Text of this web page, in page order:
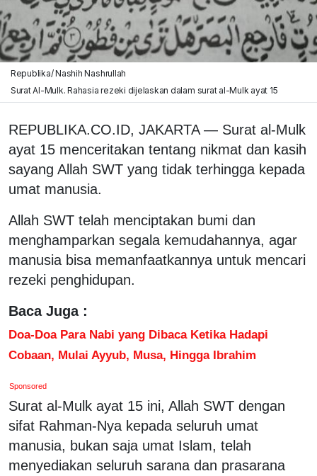
Republika/ Nashih Nashrullah
Surat Al-Mulk. Rahasia rezeki dijelaskan dalam surat al-Mulk ayat 15
REPUBLIKA.CO.ID, JAKARTA — Surat al-Mulk
ayat 15 menceritakan tentang nikmat dan kasih
sayang Allah SWT yang tidak terhingga kepada
umat manusia.
Allah SWT telah menciptakan bumi dan
menghamparkan segala kemudahannya, agar
manusia bisa memanfaatkannya untuk mencari
rezeki penghidupan.
Baca Juga :
Doa-Doa Para Nabi yang Dibaca Ketika Hadapi
Cobaan, Mulai Ayyub, Musa, Hingga Ibrahim
Sponsored
Surat al-Mulk ayat 15 ini, Allah SWT dengan
sifat Rahman-Nya kepada seluruh umat
manusia, bukan saja umat Islam, telah
menyediakan seluruh sarana dan prasarana